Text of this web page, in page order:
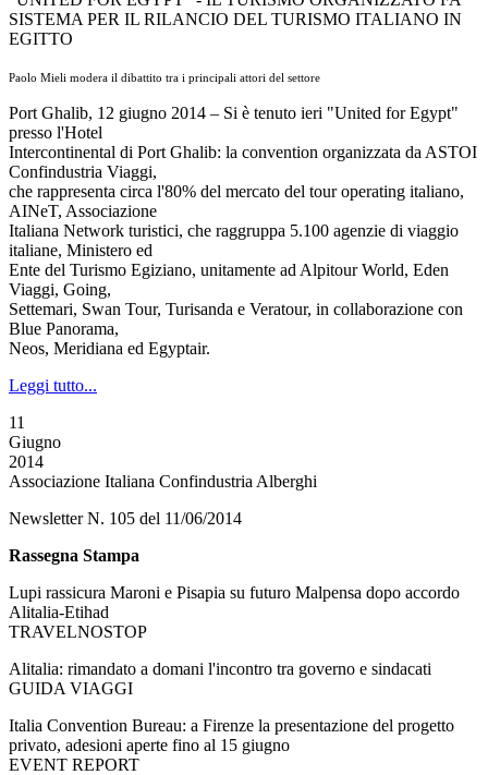
SISTEMA PER IL RILANCIO DEL TURISMO ITALIANO IN
EGITTO
Paolo Mieli modera il dibattito tra i principali attori del settore
Port Ghalib, 12 giugno 2014 – Si è tenuto ieri "United for Egypt"
presso l'Hotel
Intercontinental di Port Ghalib: la convention organizzata da ASTOI
Confindustria Viaggi,
che rappresenta circa l'80% del mercato del tour operating italiano,
AINeT, Associazione
Italiana Network turistici, che raggruppa 5.100 agenzie di viaggio
italiane, Ministero ed
Ente del Turismo Egiziano, unitamente ad Alpitour World, Eden
Viaggi, Going,
Settemari, Swan Tour, Turisanda e Veratour, in collaborazione con
Blue Panorama,
Neos, Meridiana ed Egyptair.
Leggi tutto...
11
Giugno
2014
Associazione Italiana Confindustria Alberghi
Newsletter N. 105 del 11/06/2014
Rassegna Stampa
Lupi rassicura Maroni e Pisapia su futuro Malpensa dopo accordo
Alitalia-Etihad
TRAVELNOSTOP
Alitalia: rimandato a domani l'incontro tra governo e sindacati
GUIDA VIAGGI
Italia Convention Bureau: a Firenze la presentazione del progetto
privato, adesioni aperte fino al 15 giugno
EVENT REPORT